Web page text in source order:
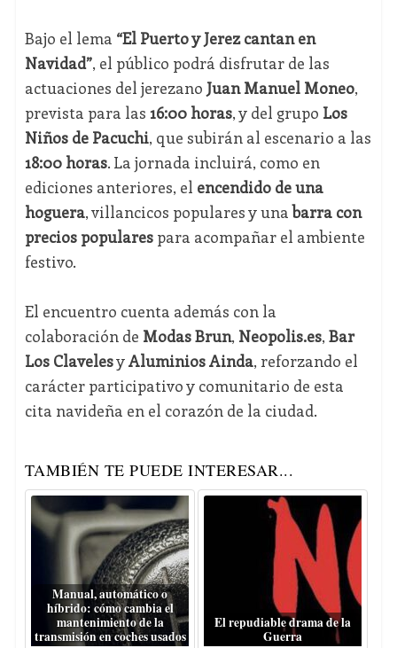
Bajo el lema “El Puerto y Jerez cantan en
Navidad”, el público podrá disfrutar de las
actuaciones del jerezano Juan Manuel Moneo,
prevista para las 16:00 horas, y del grupo Los
Niños de Pacuchi, que subirán al escenario a las
18:00 horas. La jornada incluirá, como en
ediciones anteriores, el encendido de una
hoguera, villancicos populares y unabarra con
precios popularespara acompañar el ambiente
festivo.
El encuentro cuenta además con la
colaboración de Modas Brun, Neopolis.es, Bar
Los ClavelesyAluminios Ainda, reforzando el
carácter participativo y comunitario de esta
cita navideña en el corazón de la ciudad.
TAMBIÉN TE PUEDE INTERESAR...
Manual, automático o
híbrido: cómo cambia el
mantenimiento de la
transmisión en coches usados
El repudiable drama de la
Guerra